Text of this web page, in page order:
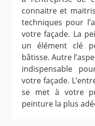
connaitre et
techniques pour
votre façade. La
un élément clé
bâtisse. Autre
indispensable
votre façade.
se met à votre
peinture la plus